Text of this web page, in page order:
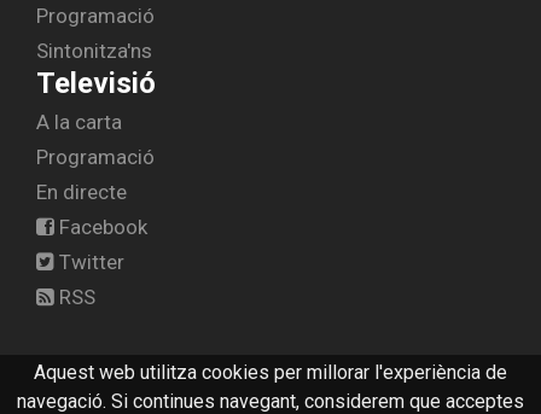
Aquest web utilitza cookies per millorar l'experiència de
navegació. Si continues navegant, considerem que acceptes
Programació
Sintonitza'ns
Televisió
A la carta
Programació
En directe
Facebook
Twitter
RSS
© 2026 radiolescala.cat -Avís legal-Contactar